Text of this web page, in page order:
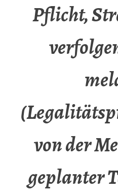
Pflicht,
von der
geplanter